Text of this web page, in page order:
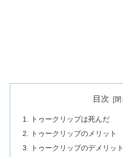
目次
トゥークリップは死んだ
トゥークリップのメリット
トゥークリップのデメリット